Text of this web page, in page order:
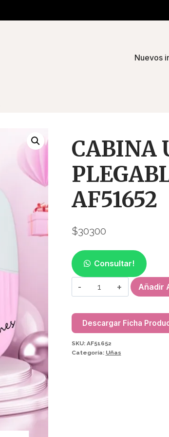
Nuevos
CABINA
AF51652
$30300
Consultar!
CABINA
UV/LED
268W
QY11
AF51652
Añadir
Descargar Ficha
SKU: AF51652
Categoría: Uñas